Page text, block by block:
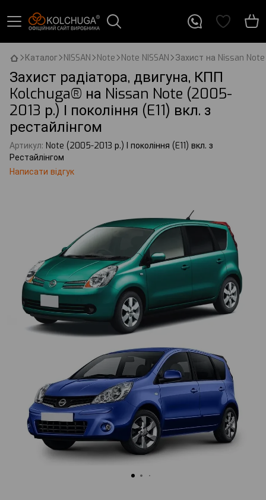
Каталог NISSAN Note Note NISSAN Захист на Nissan Note
Захист радіатора, двигуна, КПП
Kolchuga® на Nissan Note (2005-
2013 р.) І покоління (E11) вкл. з
рестайлінгом
Артикул: Note (2005-2013 р.) І покоління (E11) вкл. з
Рестайлінгом
Написати відгук